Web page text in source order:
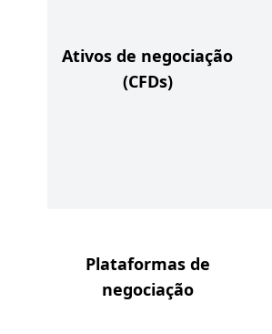
Ativos de negociação
(CFDs)
Plataformas de
negociação